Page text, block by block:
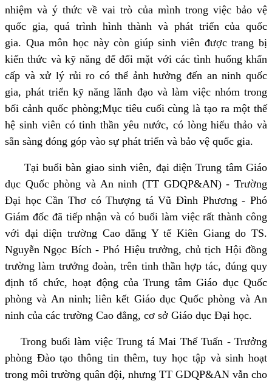
nhiệm và ý thức về vai trò của mình trong việc bảo vệ
quốc gia, quá trình hình thành và phát triển của quốc
gia. Qua môn học này còn giúp sinh viên được trang bị
kiến thức và kỹ năng để đối mặt với các tình huống khẩn
cấp và xử lý rủi ro có thể ảnh hưởng đến an ninh quốc
gia, phát triển kỹ năng lãnh đạo và làm việc nhóm trong
bối cảnh quốc phòng;Mục tiêu cuối cùng là tạo ra một thế
hệ sinh viên có tinh thần yêu nước, có lòng hiếu thảo và
sẵn sàng đóng góp vào sự phát triển và bảo vệ quốc gia.
Tại buổi bàn giao sinh viên, đại diện Trung tâm Giáo
dục Quốc phòng và An ninh (TT GDQP&AN) - Trường
Đại học Cần Thơ có Thượng tá Vũ Đình Phương - Phó
Giám đốc đã tiếp nhận và có buổi làm việc rất thành công
với đại diện trường Cao đẳng Y tế Kiên Giang do TS.
Nguyễn Ngọc Bích - Phó Hiệu trưởng, chủ tịch Hội đồng
trường làm trưởng đoàn, trên tinh thần hợp tác, đúng quy
định tổ chức, hoạt động của Trung tâm Giáo dục Quốc
phòng và An ninh; liên kết Giáo dục Quốc phòng và An
ninh của các trường Cao đẳng, cơ sở Giáo dục Đại học.
Trong buổi làm việc Trung tá Mai Thế Tuấn - Trưởng
phòng Đào tạo thông tin thêm, tuy học tập và sinh hoạt
trong môi trường quân đội, nhưng TT GDQP&AN vẫn cho